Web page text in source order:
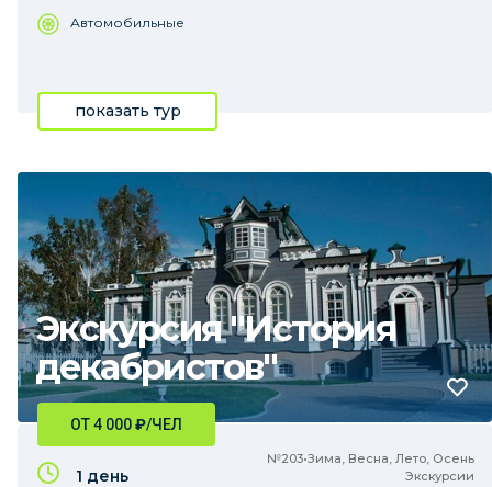
Автомобильные
показать тур
Экскурсия "История
декабристов"
№203•Зима, Весна, Лето, Осень
Экскурсии
ОТ 4 000₽/ЧЕЛ
1 день